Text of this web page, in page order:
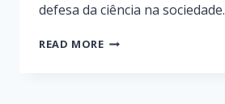
defesa da ciência na sociedade.
READ MORE